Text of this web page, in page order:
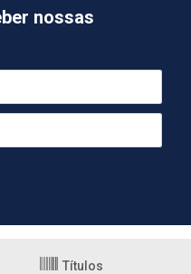
nossas
Títulos